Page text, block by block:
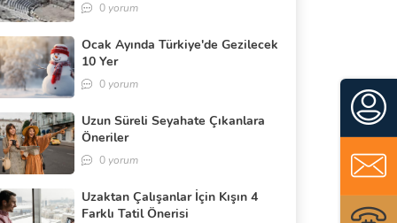
0 yorum
Ocak Ayında Türkiye'de Gezilecek
10 Yer
0 yorum
Uzun Süreli Seyahate Çıkanlara
Öneriler
0 yorum
Uzaktan Çalışanlar İçin Kışın 4
Farklı Tatil Önerisi